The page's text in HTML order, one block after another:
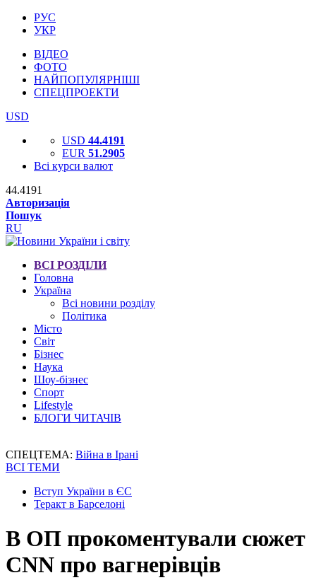
РУС
УКР
ВІДЕО
ФОТО
НАЙПОПУЛЯРНІШІ
СПЕЦПРОЕКТИ
USD
USD 44.4191
EUR 51.2905
Всі курси валют
44.4191
Авторизація
Пошук
RU
ВСІ РОЗДІЛИ
Головна
Україна
Всі новини розділу
Політика
Місто
Світ
Бізнес
Наука
Шоу-бізнес
Спорт
Lifestyle
БЛОГИ ЧИТАЧІВ
СПЕЦТЕМА: Війна в Ірані
ВСІ ТЕМИ
Вступ України в ЄС
Теракт в Барселоні
В ОП прокоментували сюжет
CNN про вагнерівців